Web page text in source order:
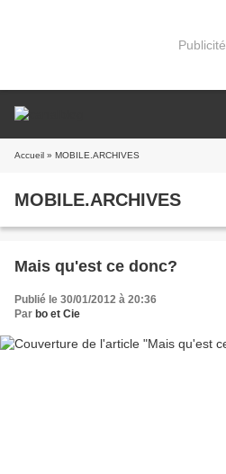
Publicité
Accueil » MOBILE.ARCHIVES
MOBILE.ARCHIVES
Mais qu'est ce donc?
Publié le 30/01/2012 à 20:36
Par bo et Cie